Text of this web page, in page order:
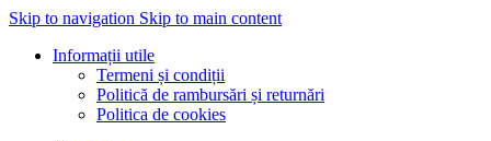
Skip to navigation Skip to main content
Informații utile
Termeni și condiții
Politică de rambursări și returnări
Politica de cookies